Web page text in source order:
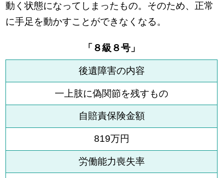
動く状態になってしまったもの。そのため、正常
に手足を動かすことができなくなる。
「８級８号」
後遺障害の内容
一上肢に偽関節を残すもの
自賠責保険金額
819万円
労働能力喪失率